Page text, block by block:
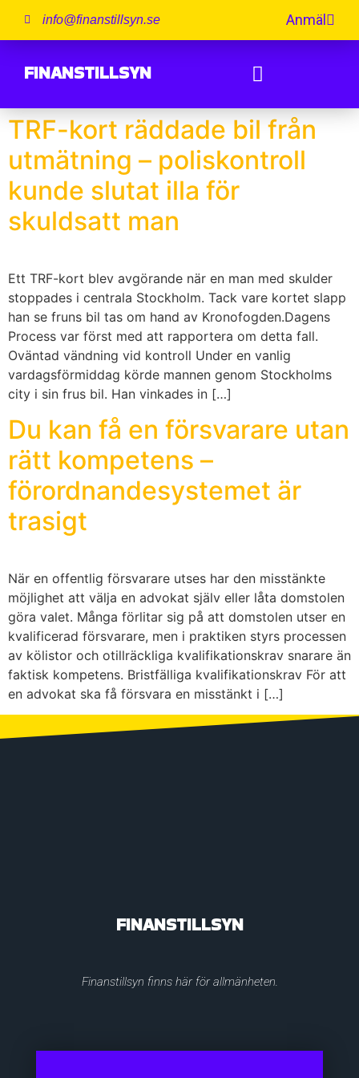
info@finanstillsyn.se Anmäl
FINANSTILLSYN
TRF-kort räddade bil från
utmätning – poliskontroll
kunde slutat illa för
skuldsatt man
Ett TRF-kort blev avgörande när en man med skulder
stoppades i centrala Stockholm. Tack vare kortet slapp
han se fruns bil tas om hand av Kronofogden.Dagens
Process var först med att rapportera om detta fall.
Oväntad vändning vid kontroll Under en vanlig
vardagsförmiddag körde mannen genom Stockholms
city i sin frus bil. Han vinkades in […]
Du kan få en försvarare utan
rätt kompetens –
förordnandesystemet är
trasigt
När en offentlig försvarare utses har den misstänkte
möjlighet att välja en advokat själv eller låta domstolen
göra valet. Många förlitar sig på att domstolen utser en
kvalificerad försvarare, men i praktiken styrs processen
av kölistor och otillräckliga kvalifikationskrav snarare än
faktisk kompetens. Bristfälliga kvalifikationskrav För att
en advokat ska få försvara en misstänkt i […]
FINANSTILLSYN
Finanstillsyn finns här för allmänheten.